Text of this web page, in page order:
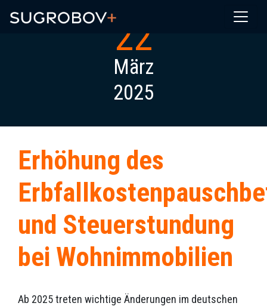
22
März
2025
Erhöhung des
und Steuerstundung
bei Wohnimmobilien
Ab 2025 treten wichtige Änderungen im deutschen